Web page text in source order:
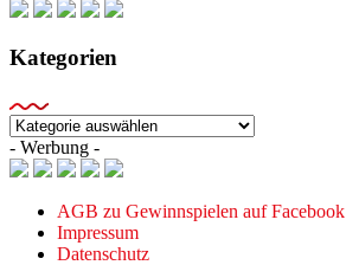
Kategorien
Kategorien
- Werbung -
AGB zu Gewinnspielen auf Facebook
Impressum
Datenschutz